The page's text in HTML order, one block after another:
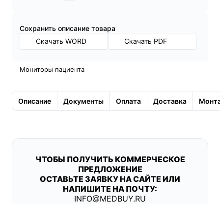
Cохранить описание товара
Скачать WORD
Скачать PDF
Мониторы пациента
Описание Документы Оплата Доставка
ЧТОБЫ ПОЛУЧИТЬ КОММЕРЧЕСКОЕ
ПРЕДЛОЖЕНИЕ
ОСТАВЬТЕ ЗАЯВКУ НА САЙТЕ ИЛИ
НАПИШИТЕ НА ПОЧТУ:
INFO@MEDBUY.RU